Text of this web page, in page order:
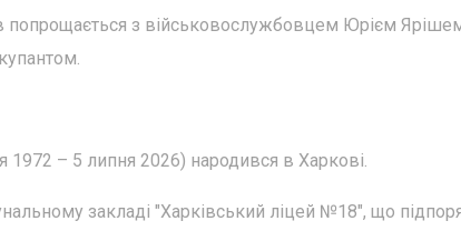
попрощається з військовослужбовцем Юрієм
1972 – 5 липня 2026) народився в Харкові.
закладі "Харківський ліцей №18", що